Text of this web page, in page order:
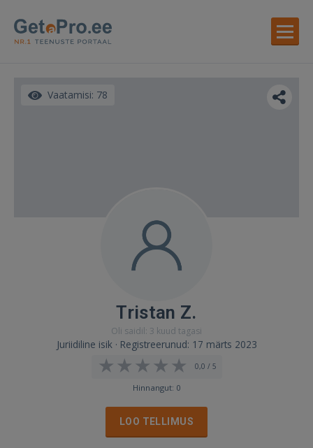
Vaatamisi: 78
Tristan Z.
Oli saidil: 3 kuud tagasi
Juriidiline isik · Registreerunud: 17 märts 2023
0,0 / 5
Hinnangut: 0
LOO TELLIMUS